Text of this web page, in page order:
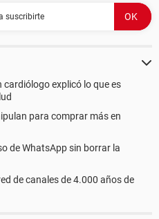
cardiólogo explicó lo que es
para comprar más en
de WhatsApp sin borrar la
de canales de 4.000 años de